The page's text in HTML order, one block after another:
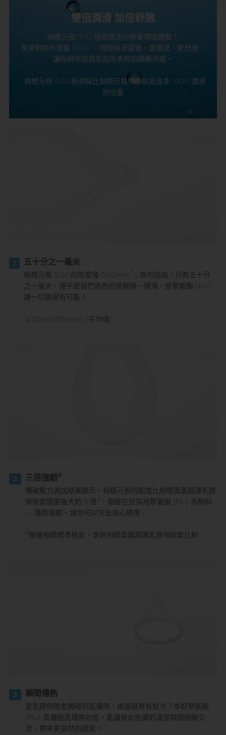
雙倍潤滑 加倍舒適
相模元祖 0.02 極潤裝為你昇華親密體驗！
潤滑劑特別增量 100%
，倍增絲滑感覺，更敏感、更舒適，
讓你與伴侶感受前所未有的順暢快感。
相模元祖 0.02 極潤裝比相模元祖標準裝商品多 100% 潤滑
劑份量
1 五十分之一毫米
相模元祖 0.02 的厚度僅 0.02mm
；換句話說，只有五十分
之一毫米，幾乎跟我們熟悉的保鮮膜一樣薄，是聚氨酯 (PU)
讓一切變得有可能！
0.024±0.008mm (平均值)
2 三倍強韌 #
爆破壓力測試結果顯示，相模元祖的韌度比相模奧義超薄乳膠
保險套還要強大約 3 倍
。關鍵在於採用聚氨酯 (PU) 為物料
— 薄而強韌，讓你可以完全放心使用。
根據相模標準檢定，並與相模奧義超薄乳膠保險套比較
3 瞬間傳熱
當乳膠保險套觸碰到肌膚時，總是感覺有點冷？幸好聚氨酯
(PU) 具備極高傳熱功能，能讓彼此肌膚的溫度瞬間細緻交
流，帶來更自然的感覺。